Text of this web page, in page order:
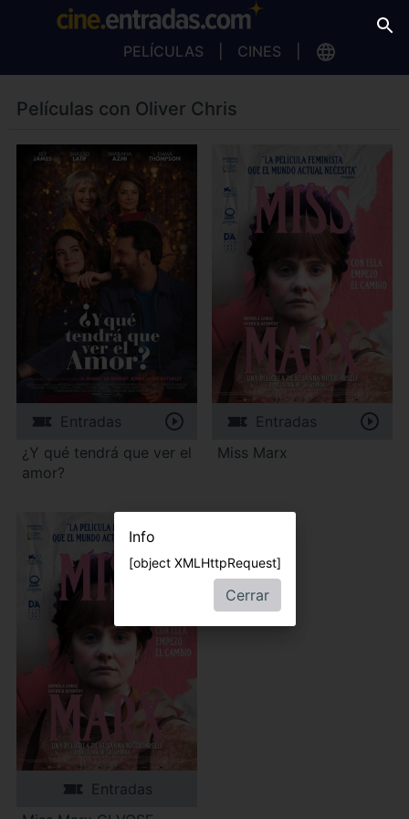
PELÍCULAS CINES
Películas con Oliver Chris
Entradas
¿Y qué tendrá que ver el
amor?
Entradas
Miss Marx
Entradas
Info
[object XMLHttpRequest]
Cerrar